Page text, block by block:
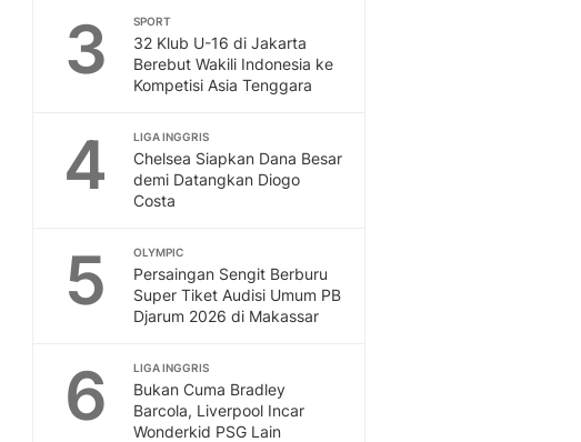
3 SPORT
32 Klub U-16 di Jakarta
Berebut Wakili Indonesia ke
Kompetisi Asia Tenggara
4 LIGA INGGRIS
Chelsea Siapkan Dana Besar
demi Datangkan Diogo
Costa
5 OLYMPIC
Persaingan Sengit Berburu
Super Tiket Audisi Umum PB
Djarum 2026 di Makassar
6 LIGA INGGRIS
Bukan Cuma Bradley
Barcola, Liverpool Incar
Wonderkid PSG Lain